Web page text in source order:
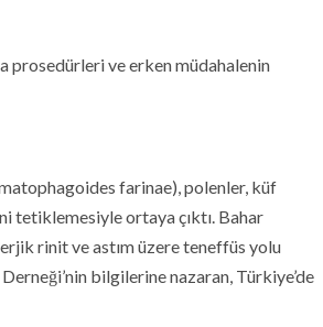
prosedürleri ve erken müdahalenin
farinae), polenler, küf
tetiklemesiyle ortaya çıktı. Bahar
rinit ve astım üzere teneffüs yolu
bilgilerine nazaran, Türkiye’de